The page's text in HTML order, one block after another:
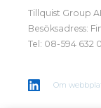
Tillquist Group
Besöksadress:
Tel: 08-594 632
Om